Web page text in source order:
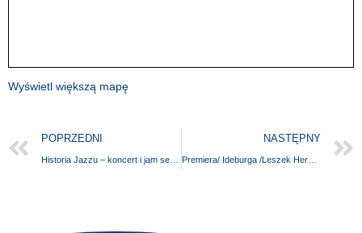
Wyświetl większą mapę
POPRZEDNI NASTĘPNY
Premiera/ Ideburga /Leszek Herman